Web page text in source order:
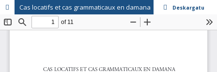
Cas locatifs et cas grammaticaux en damana Deskargatu